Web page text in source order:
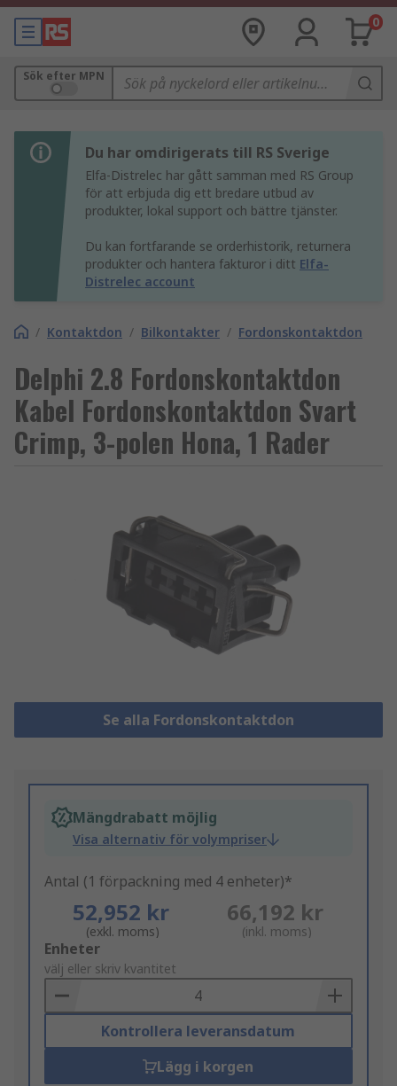
0
Sök efter MPN
Du har omdirigerats till RS Sverige
Elfa-Distrelec har gått samman med RS Group
för att erbjuda dig ett bredare utbud av
produkter, lokal support och bättre tjänster.
Du kan fortfarande se orderhistorik, returnera
produkter och hantera fakturor i ditt Elfa-
Distrelec account
/ Kontaktdon / Bilkontakter / Fordonskontaktdon
Delphi 2.8 Fordonskontaktdon
Kabel Fordonskontaktdon Svart
Crimp, 3-polen Hona, 1 Rader
Se alla Fordonskontaktdon
Mängdrabatt möjlig
Visa alternativ för volympriser
Antal (1 förpackning med 4 enheter)*
52,952 kr
(exkl. moms)
66,192 kr
(inkl. moms)
Add
to
Basket
Enheter
välj eller skriv kvantitet
Kontrollera leveransdatum
Lägg i korgen